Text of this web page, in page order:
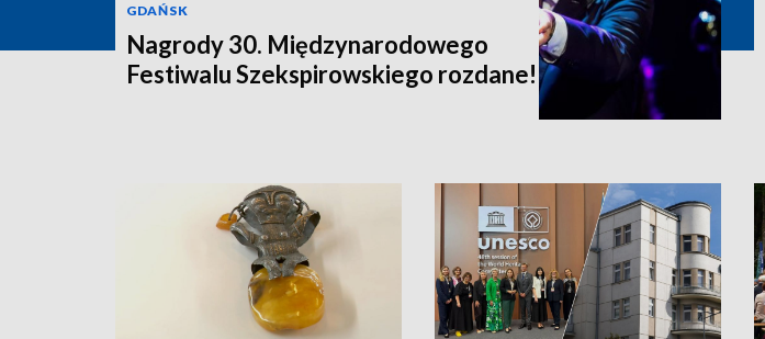
GDAŃSK
Nagrody 30. Międzynarodowego
Festiwalu Szekspirowskiego rozdane!